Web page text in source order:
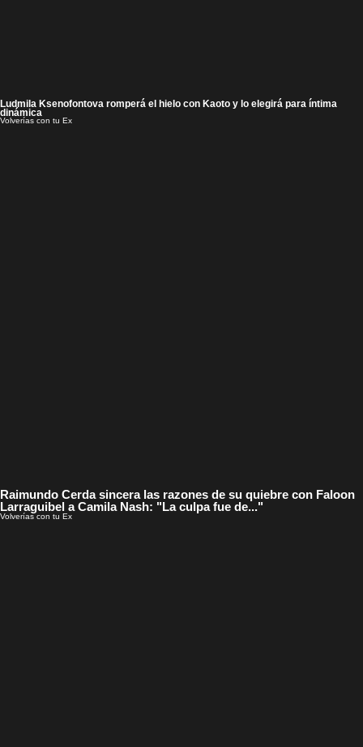
Ludmila Ksenofontova romperá el hielo con Kaoto y lo elegirá para íntima
dinámica
Volverías con tu Ex
Raimundo Cerda sincera las razones de su quiebre con Faloon
Larraguibel a Camila Nash: "La culpa fue de..."
Volverías con tu Ex